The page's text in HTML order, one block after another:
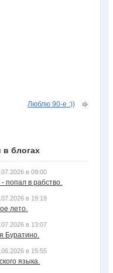
Люблю 90-е :))
в блогах
в 09:00
попал в рабство.
в 19:19
лето.
в 13:07
Буратино.
в 15:55
языка.